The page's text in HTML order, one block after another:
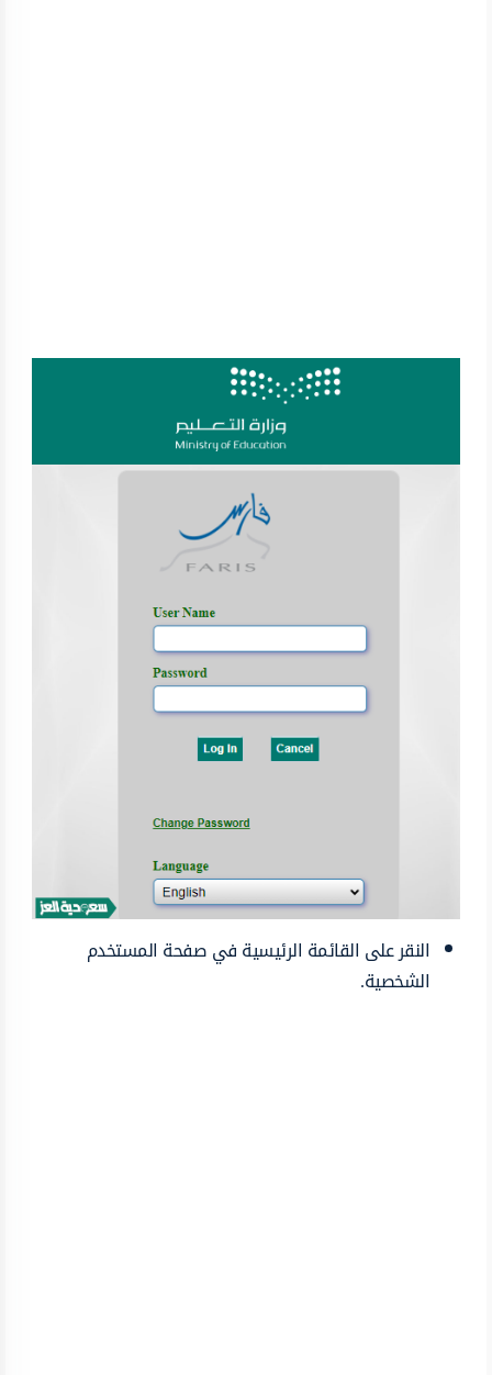
النقر على القائمة الرئيسية في صفحة المستخدم
الشخصية.